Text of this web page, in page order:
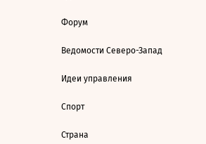
Форум
Ведомости Северо-Запад
Идеи управления
Спорт
Страна